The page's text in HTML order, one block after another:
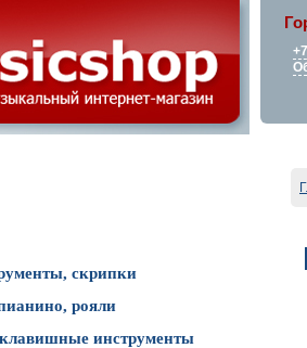
скрипки
рояли
инструменты